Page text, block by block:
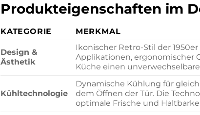
Produkteigenschaften im
KATEGORIE MERKMAL
Design &
Ästhetik
Ikonischer Retro-Stil der
Applikationen, ergonomischer
Küche einen
Kühltechnologie
Dynamische Kühlung für
dem Öffnen der Tür. Die
optimale Frische und